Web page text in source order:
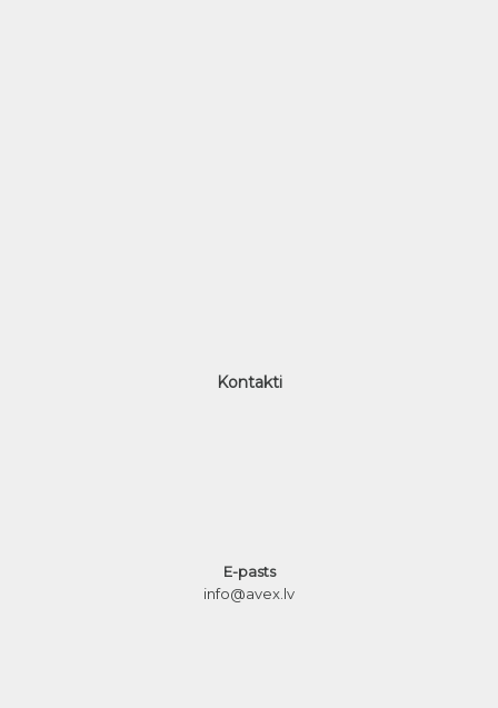
Kontakti
E-pasts
info@avex.lv